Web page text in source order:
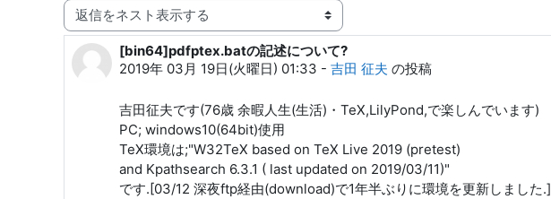
表示モード
[bin64]pdfptex.batの記述について?
2019年 03月 19日(火曜日) 01:33 - 吉田 征夫 の投稿
返信数: 0
吉田征夫です(76歳 余暇人生(生活)・TeX,LilyPond,で楽しんでいます)
PC; windows10(64bit)使用
TeX環境は;"W32TeX based on TeX Live 2019 (pretest)
and Kpathsearch 6.3.1 ( last updated on 2019/03/11)"
です.[03/12 深夜ftp経由(download)で1年半ぶりに環境を更新しました.]